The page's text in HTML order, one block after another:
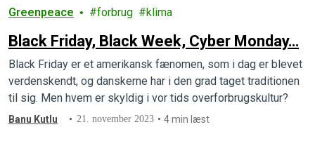
Greenpeace forbrug klima
Black Friday, Black Week, Cyber Monday…
Black Friday er et amerikansk fænomen, som i dag er blevet
verdenskendt, og danskerne har i den grad taget traditionen
til sig. Men hvem er skyldig i vor tids overforbrugskultur?
Banu Kutlu 21. november 2023 4 min læst